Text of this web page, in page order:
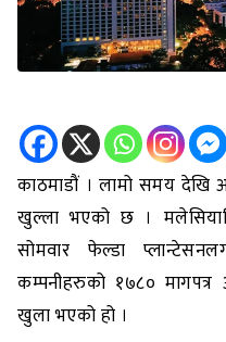
काठमाडौं । लामो समय देखि
खुल्ला भएको छ ।
सोमवार फेल्डा
कम्पनीहरुको १७८०
खुला भएको हो ।